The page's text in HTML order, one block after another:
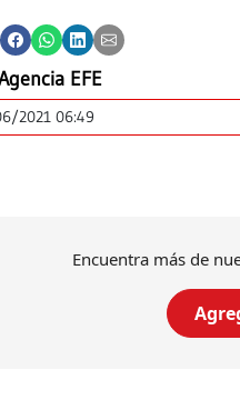
EFE
2021 06:49
Encuentra más de